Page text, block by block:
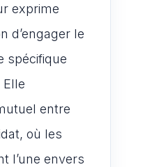
exprime
d’engager le
spécifique
Elle
entre
où les
l’une envers